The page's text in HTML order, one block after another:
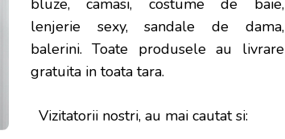
bluze, camasi, costume de baie,
lenjerie sexy, sandale de dama,
balerini. Toate produsele au livrare
gratuita in toata tara.
Vizitatorii nostri, au mai cautat si: